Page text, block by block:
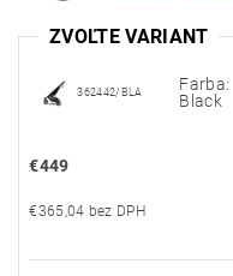
ZVOĽTE VARIANT
362442/BLA
Farba:
Black
€449
€365,04 bez DPH